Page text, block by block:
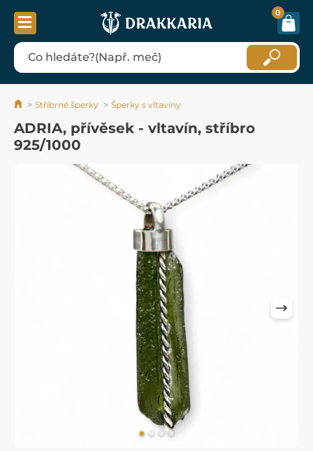
0
Stříbrné šperky Šperky s vltavíny
ADRIA, přívěsek - vltavín, stříbro
925/1000